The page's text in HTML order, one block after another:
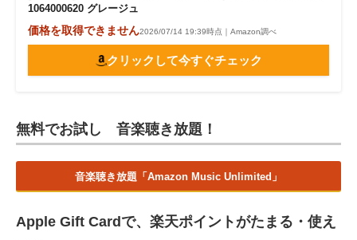
1064000620 グレージュ
価格を取得できません2026/07/14 19:39時点｜Amazon調べ
クリックして今すぐチェック
無料でお試し 音楽聴き放題！
音楽聴き放題「Amazon Music Unlimited」
Apple Gift Cardで、楽天ポイントがたまる・使え